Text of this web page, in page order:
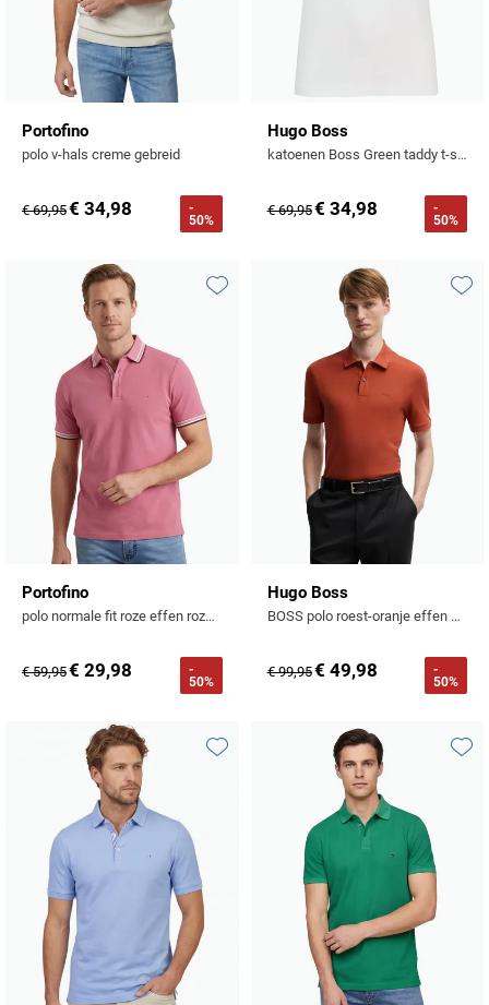
Portofino
polo v-hals creme gebreid
€ 69,95€ 34,98
-
50%
Hugo Boss
katoenen Boss Green taddy t-shirt effen wit normale fit
€ 69,95€ 34,98
-
50%
Portofino
polo normale fit roze effen roze knopen
€ 59,95€ 29,98
-
50%
Toevoegen aan favorieten
Hugo Boss
BOSS polo roest-oranje effen korte mouw Pallas katoen
€ 99,95€ 49,98
-
50%
Toevoegen aan favorieten